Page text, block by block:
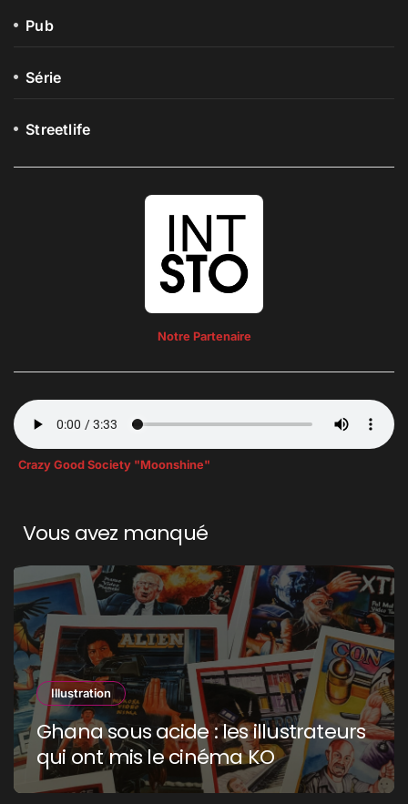
Pub
Série
Streetlife
Notre Partenaire
Crazy Good Society "Moonshine"
Vous avez manqué
Illustration
Ghana sous acide : les illustrateurs
qui ont mis le cinéma KO